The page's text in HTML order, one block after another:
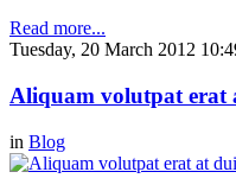
Read more...
Tuesday, 20 March 2012
Aliquam volutpat erat
in Blog